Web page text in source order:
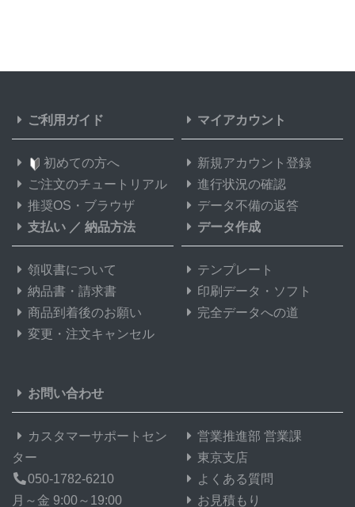
ご利用ガイド
初めての方へ
ご注文のチュートリアル
推奨OS・ブラウザ
マイアカウント
新規アカウント登録
進行状況の確認
データ不備の返答
支払い ／ 納品方法
領収書について
納品書・請求書
商品到着後のお願い
変更・注文キャンセル
データ作成
テンプレート
印刷データ・ソフト
完全データへの道
お問い合わせ
カスタマーサポートセン
ター
050-1782-6210
月～金 9:00～19:00
営業推進部 営業課
東京支店
よくある質問
お見積もり